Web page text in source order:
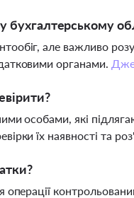
бухгалтерському
але важливо
органами.
особами, які
їх наявності та